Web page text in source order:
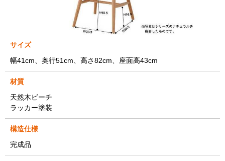
サイズ
幅41cm、奥行51cm、高さ82cm、座面高43cm
材質
天然木ビーチ
ラッカー塗装
構造仕様
完成品